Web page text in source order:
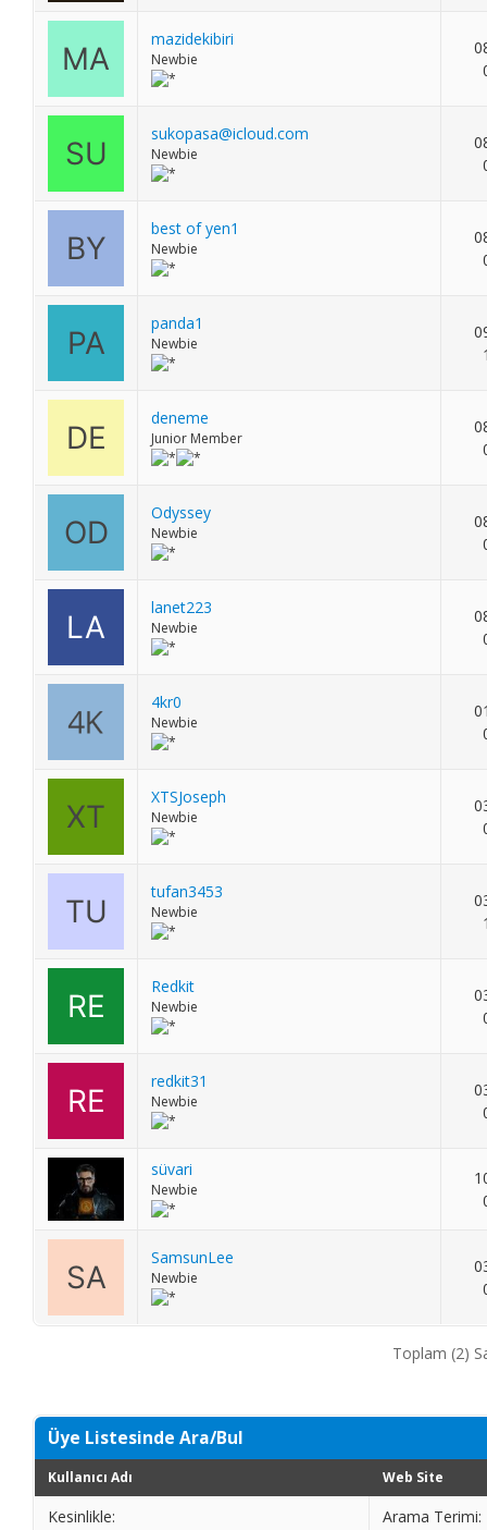
mazidekibiri
Newbie
sukopasa@icloud.com
Newbie
best of yen1
Newbie
panda1
Newbie
deneme
Junior Member
Odyssey
Newbie
lanet223
Newbie
4kr0
Newbie
XTSJoseph
Newbie
tufan3453
Newbie
Redkit
Newbie
redkit31
Newbie
süvari
Newbie
SamsunLee
Newbie
Toplam (2)
Üye Listesinde Ara/Bul
Kullanıcı Adı Web Site
Kesinlikle: Arama Terimi: